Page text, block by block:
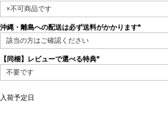
(必
須)
沖縄・離島への配送は必ず送料がかかります
【同梱】レビューで選べる特典
入荷予定日